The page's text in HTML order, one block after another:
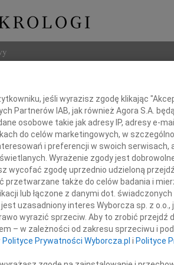
że 13 lipca 2021 roku zmarł
Dr
jeśli wyrazisz zgodę klikając
Partnerów IAB, jak również Agora S.A.
osobowe takie jak adresy IP, adresy e-
do celów marketingowych, w
i preferencji w swoich serwisach,
Wyrażenie zgody jest
wycofać zgodę uprzednio udzieloną
przetwarzane także do celów badania i
lub łączone z danymi dot.
uzasadniony interes Wyborcza sp. z o.o.,
wyrazić sprzeciw. Aby to zrobić przejdź
– w zależności od zakresu sprzeciwu i
Polityce Prywatności Wyborcza.pl i Polityce